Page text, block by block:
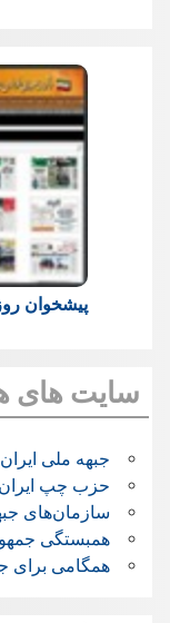
پیشخوان
سایت های
جبهه ملی ایران
حزب چپ ایران
سازمان‌های
همبستگی
همگامی برای